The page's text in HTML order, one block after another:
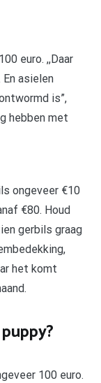
euro. ,,Daar
asielen
is”,
hebben met
ongeveer €10
€80. Houd
gerbils graag
het komt
100 euro.